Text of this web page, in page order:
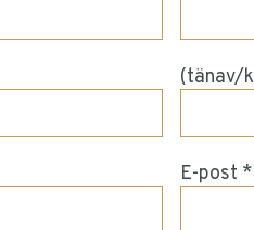
(tänav/
E-post *